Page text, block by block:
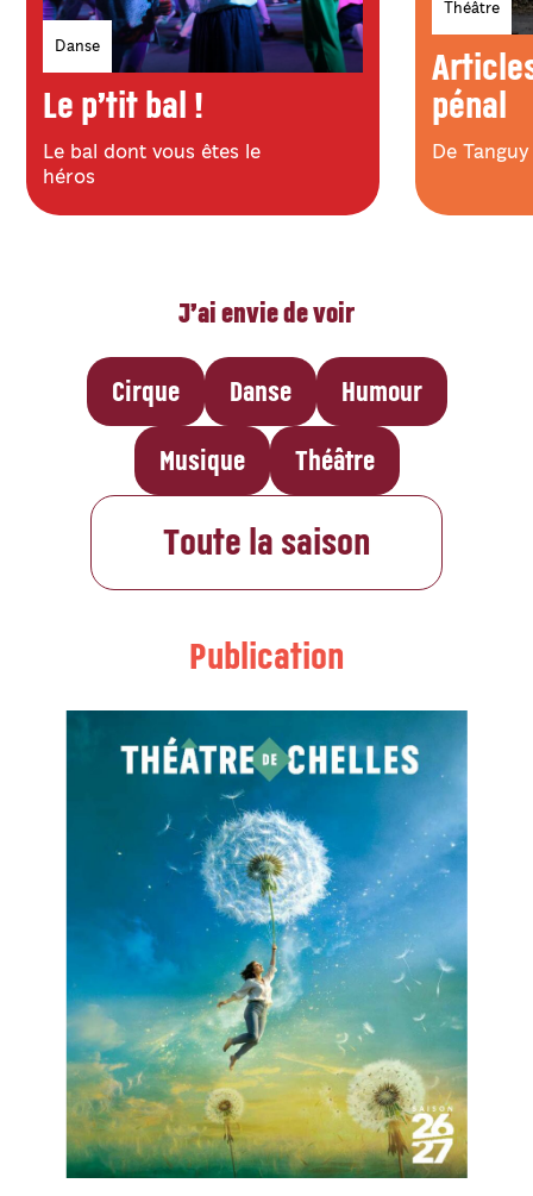
Spectacles
Le p’tit bal !
Danse
Le bal dont vous êtes le
héros
pénal
Théâtre
De
J’ai envie de voir
Cirque Danse
Humour
Musique
Théâtre
Toute la saison
Publication